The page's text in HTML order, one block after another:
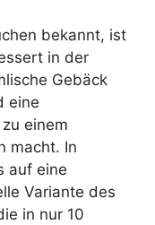
bekannt, ist
in der
Gebäck
eine
einem
macht. In
auf eine
Variante des
in nur 10